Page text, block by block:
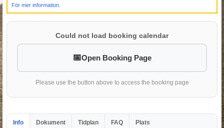
För mer information.
Could not load booking calendar
Open Booking Page
Please use the button above to access the booking page
Info Dokument Tidplan FAQ Plats